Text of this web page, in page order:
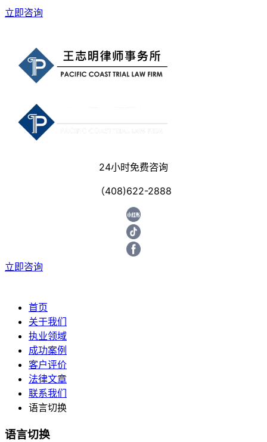
立即咨询
24小时免费咨询
（408)622-2888
立即咨询
首页
关于我们
执业领域
成功案例
客户评价
法律文章
联系我们
语言切换
语言切换